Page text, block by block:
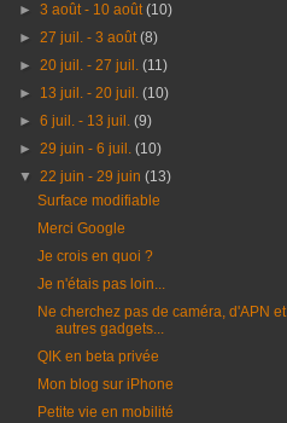
►3 août - 10 août(10)
►27 juil. - 3 août(8)
►20 juil. - 27 juil.(11)
► 13 juil. - 20 juil.(10)
►6 juil. - 13 juil.(9)
►29 juin - 6 juil.(10)
▼22 juin - 29 juin(13)
Surface modifiable
Merci Google
Je crois en quoi ?
Je n'étais pas loin...
Ne cherchez pas de caméra, d'APN et
autres gadgets...
QIK en beta privée
Mon blog sur iPhone
Petite vie en mobilité